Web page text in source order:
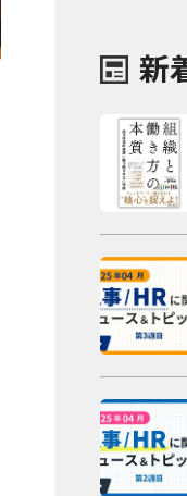
新